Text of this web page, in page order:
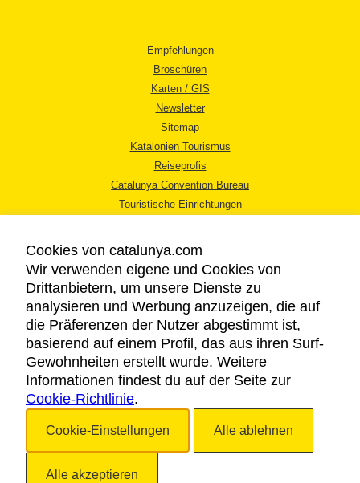
Empfehlungen
Broschüren
Karten / GIS
Newsletter
Sitemap
Katalonien Tourismus
Reiseprofis
Catalunya Convention Bureau
Touristische Einrichtungen
RECHTLICHER HINWEIS
DATENSCHUTZICHTLINIE
COOKIES
BARRIEREFREIHEIT
Cookies von catalunya.com
Wir verwenden eigene und Cookies von
Drittanbietern, um unsere Dienste zu
analysieren und Werbung anzuzeigen, die auf
die Präferenzen der Nutzer abgestimmt ist,
basierend auf einem Profil, das aus ihren Surf-
Gewohnheiten erstellt wurde. Weitere
Informationen findest du auf der Seite zur
Cookie-Richtlinie.
Cookie-Einstellungen Alle ablehnen
Alle akzeptieren